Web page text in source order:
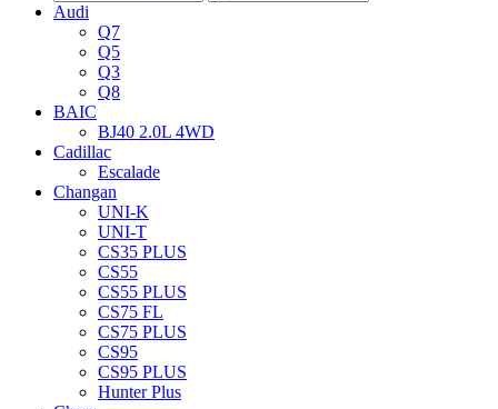
Audi
Q7
Q5
Q3
Q8
BAIC
BJ40 2.0L 4WD
Cadillac
Escalade
Changan
UNI-K
UNI-T
CS35 PLUS
CS55
CS55 PLUS
CS75 FL
CS75 PLUS
CS95
CS95 PLUS
Hunter Plus